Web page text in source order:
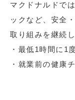
マクドナルドで
ックなど、安全
取り組みを継続
・最低1時間に1
・就業前の健康